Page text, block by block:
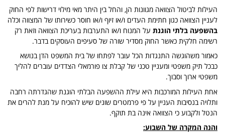
העילות לביטול הצוואה מגוונות הן, והחל בין היתר מאי מילוי דרישות לפי החוק
לעניין הצוואה כגון חתימת העדים ו/או זיוף ו/או חוסר כשירותו של המצווה וכלה
בהשפעה בלתי הוגנת על המנוח ו/או התערבות בעריכת הצוואה וזאת רק
רשימה חלקית כאשר החוק מסדיר שורה של סעיפים העוסקים בדבר.
כאמור משהוגשה התנגדות הכל עובר לפתחו של בית המשפט הדן בנושא
כבכל תיק משפטי ומעניין טכני של קבלת צו פורמאלי הצדדים עוברים להליך
משפטי ארוך וסבוך.
אחת העילות המורכבות היא עילת ההשפעה הבלתי הוגנת שהגדרתה רחבה
ותלויה בנסיבות העניין על פי פרמטרים שונים שיש להוכיח על מנת להרים את
הנטל ולקבוע כי הצוואה אינה בת תוקף.
והנה המקרה של השבוע: